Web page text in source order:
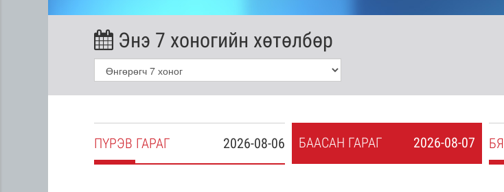
Энэ 7 хоногийн хөтөлбөр
2026-08-06
ПҮРЭВ ГАРАГ 2026-08-07
БААСАН ГАРАГ БЯ